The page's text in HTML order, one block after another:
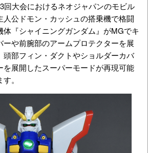
回大会におけるネオジャパンのモビル
人公ドモン・カッシュの搭乗機で格闘
『シャイニングガンダム』がMGでキ
ーや前腕部のアームプロテクターを展
頭部フィン・ダクトやショルダーカバ
を展開したスーパーモードが再現可能
。